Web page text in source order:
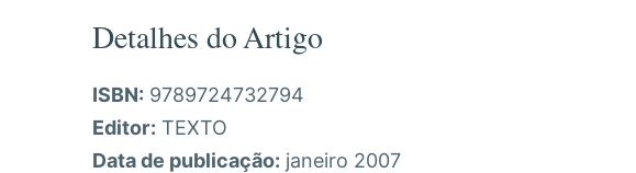
Detalhes do Artigo
ISBN: 9789724732794
Editor: TEXTO
Data de publicação: janeiro 2007